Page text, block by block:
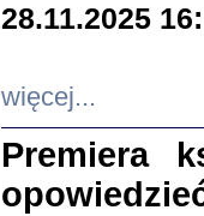
28.11.2025
więcej...
Premiera